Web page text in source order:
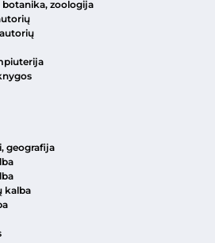
zoologija
geografija
kalba